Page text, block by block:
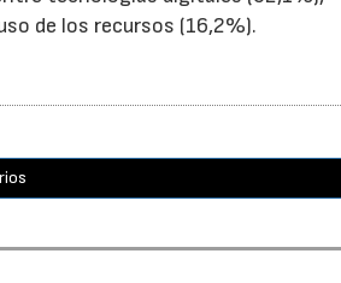
de los recursos (16,2%).